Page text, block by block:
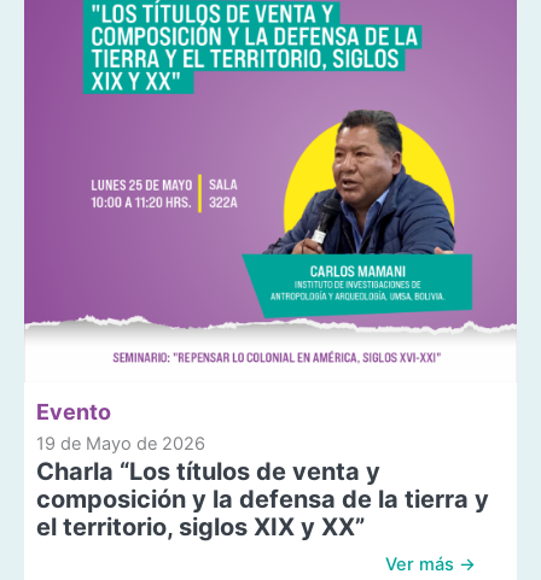
Evento
19 de Mayo de 2026
Charla “Los títulos de venta y
composición y la defensa de la tierra y
el territorio, siglos XIX y XX”
Ver más →